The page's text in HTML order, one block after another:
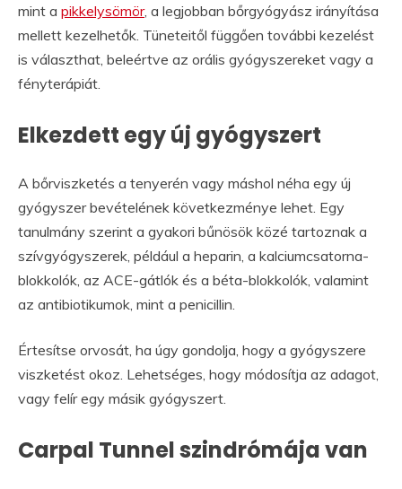
mint a pikkelysömör, a legjobban bőrgyógyász irányítása
mellett kezelhetők. Tüneteitől függően további kezelést
is választhat, beleértve az orális gyógyszereket vagy a
fényterápiát.
Elkezdett egy új gyógyszert
A bőrviszketés a tenyerén vagy máshol néha egy új
gyógyszer bevételének következménye lehet. Egy​
tanulmány szerint a gyakori bűnösök közé tartoznak a
szívgyógyszerek, például a heparin, a kalciumcsatorna-
blokkolók, az ACE-gátlók és a béta-blokkolók, valamint
az antibiotikumok, mint a penicillin.
Értesítse orvosát, ha úgy gondolja, hogy a gyógyszere
viszketést okoz. Lehetséges, hogy módosítja az adagot,
vagy felír egy másik gyógyszert.
Carpal Tunnel szindrómája van